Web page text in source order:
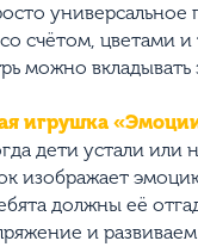
счётом, цветами
можно вкладывать
игрушка
дети устали или
изображает
должны её
и